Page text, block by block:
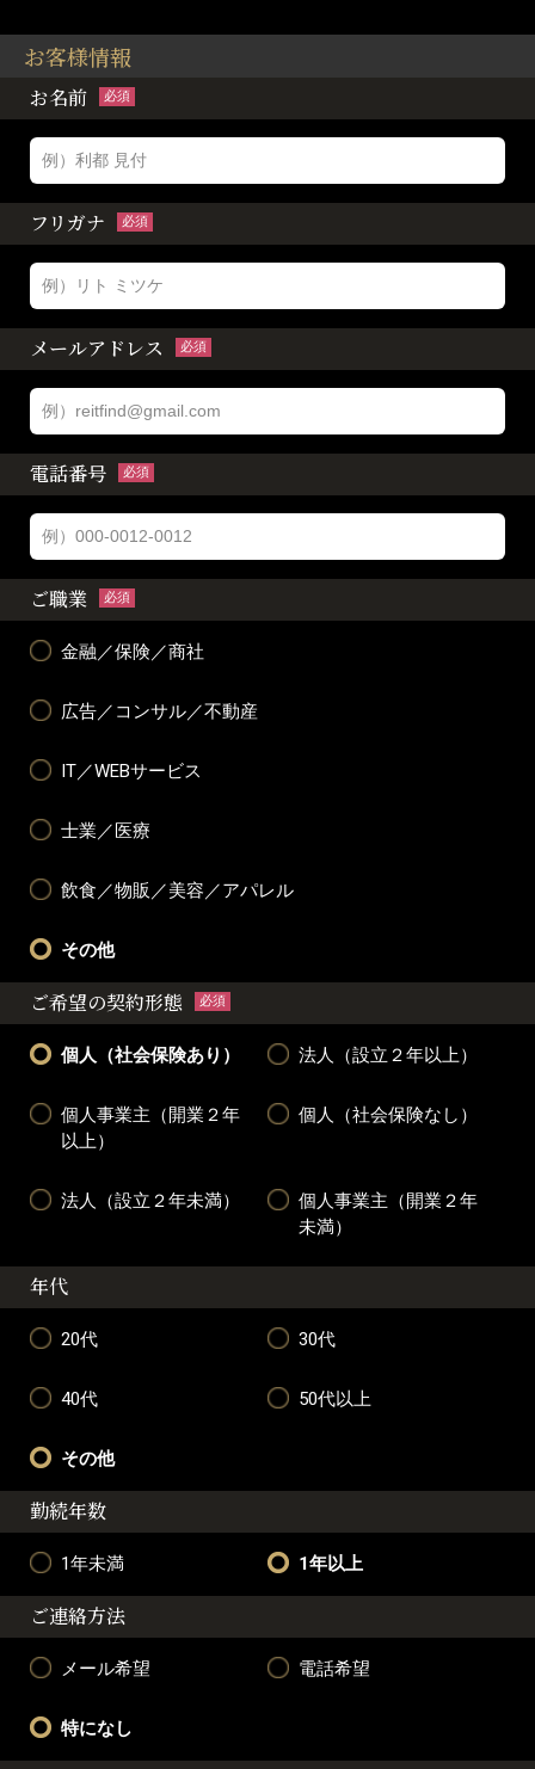
お客様情報
お名前 必須
フリガナ 必須
メールアドレス 必須
電話番号 必須
ご職業 必須
金融／保険／商社
広告／コンサル／不動産
IT／WEBサービス
士業／医療
飲食／物販／美容／アパレル
その他
ご希望の契約形態 必須
個人（社会保険あり） 法人（設立２年以上）
個人事業主（開業２年
以上）
個人（社会保険なし）
法人（設立２年未満）
個人事業主（開業２年
未満）
年代
20代 30代
40代 50代以上
その他
勤続年数
1年未満 1年以上
ご連絡方法
メール希望 電話希望
特になし